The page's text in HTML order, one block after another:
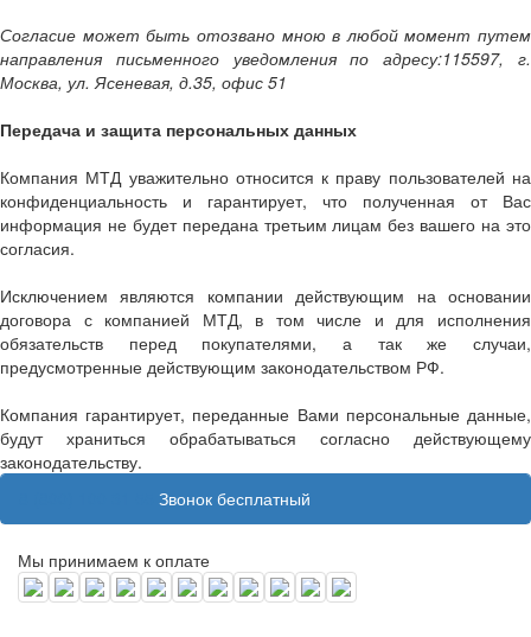
Согласие может быть отозвано мною в любой момент путем
направления письменного уведомления по адресу:115597, г.
Москва, ул. Ясеневая, д.35, офис 51
Передача и защита персональных данных
Компания МТД уважительно относится к праву пользователей на
конфиденциальность и гарантирует, что полученная от Вас
информация не будет передана третьим лицам без вашего на это
согласия.
Исключением являются компании действующим на основании
договора с компанией МТД, в том числе и для исполнения
обязательств перед покупателями, а так же случаи,
предусмотренные действующим законодательством РФ.
Компания гарантирует, переданные Вами персональные данные,
будут храниться обрабатываться согласно действующему
законодательству.
Звонок бесплатный
Мы принимаем к оплате